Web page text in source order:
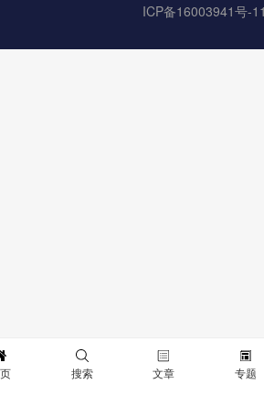
ICP备16003941号-11
搜索 文章 专题